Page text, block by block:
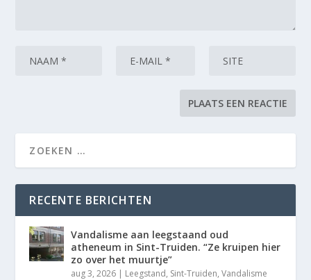
RECENTE BERICHTEN
Vandalisme aan leegstaand oud
atheneum in Sint-Truiden. “Ze kruipen hier
zo over het muurtje”
aug 3, 2026 | Leegstand, Sint-Truiden,Vandalisme